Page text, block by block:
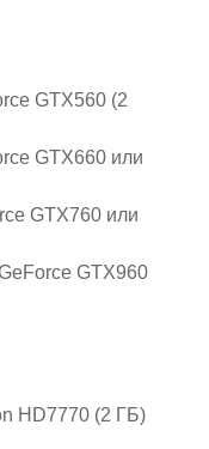
GTX560 (2
GTX660 или
GTX760 или
GTX960
HD7770 (2 ГБ)